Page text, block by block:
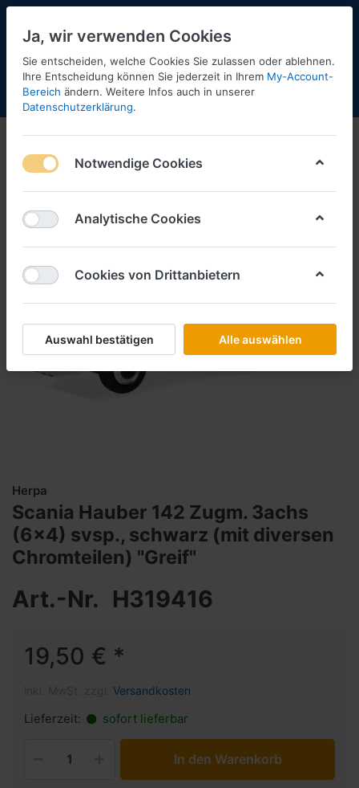
Menü Anmelden Shopaktualisierung
Herpa
Scania Hauber 142 Zugm. 3achs
(6x4) svsp., schwarz (mit diversen
Chromteilen) "Greif"
Art.-Nr. H319416
19,50 € *
Versandkosten
Lieferzeit: sofort lieferbar
In den Warenkorb
Ja, wir verwenden Cookies
Sie entscheiden, welche Cookies Sie zulassen oder ablehnen.
Ihre Entscheidung können Sie jederzeit in Ihrem My-Account-
Bereich ändern. Weitere Infos auch in unserer
Datenschutzerklärung.
Notwendige Cookies
Analytische Cookies
Cookies von Drittanbietern
Auswahl bestätigen Alle auswählen